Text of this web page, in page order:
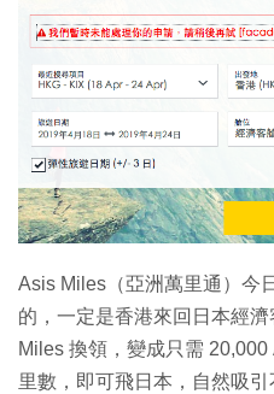
生成式AI與雲端應用
特集
Asis Miles（亞洲萬里通）今
的，一定是香港來回日本經
Miles 換領，變成只需
里數，即可飛日本，自然吸